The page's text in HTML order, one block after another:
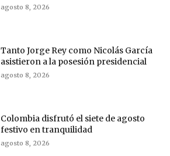
agosto 8, 2026
Tanto Jorge Rey como Nicolás García
asistieron a la posesión presidencial
agosto 8, 2026
Colombia disfrutó el siete de agosto
festivo en tranquilidad
agosto 8, 2026